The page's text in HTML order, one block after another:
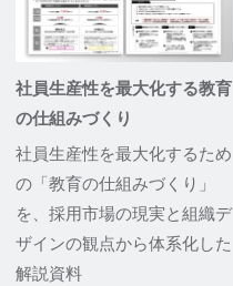
社員生産性を最大化する教育
の仕組みづくり
社員生産性を最大化するため
の「教育の仕組みづくり」
を、採用市場の現実と組織デ
ザインの観点から体系化した
解説資料